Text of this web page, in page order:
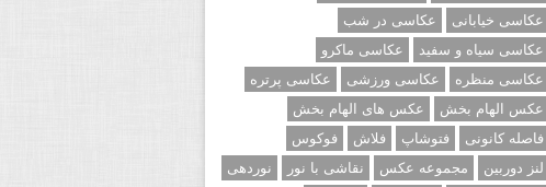
عکاسی خیابانی
عکاسی در شب
عکاسی سیاه و سفید
عکاسی ماکرو
عکاسی منظره
عکاسی ورزشی
عکاسی پرتره
عکس الهام بخش
عکس های الهام بخش
فاصله کانونی
فتوشاپ فلاش
فوکوس
لنز دوربین
مجموعه عکس نقاشی با نور
نوردهی